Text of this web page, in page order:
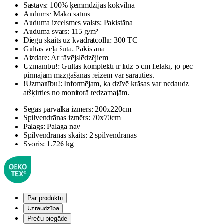
Sastāvs: 100% ķemmdzijas kokvilna
Audums: Mako satīns
Auduma izcelsmes valsts: Pakistāna
Auduma svars: 115 g/m²
Diegu skaits uz kvadrātcollu: 300 TC
Gultas veļa šūta: Pakistānā
Aizdare: Ar rāvējslēdzējiem
Uzmanību!: Gultas komplekti ir līdz 5 cm lielāki, jo pēc
pirmajām mazgāšanas reizēm var sarauties.
!Uzmanību!: Informējam, ka dzīvē krāsas var nedaudz
atšķirties no monitorā redzamajām.
Segas pārvalka izmērs: 200x220cm
Spilvendrānas izmērs: 70x70cm
Palags: Palaga nav
Spilvendrānas skaits: 2 spilvendrānas
Svoris: 1.726 kg
Par produktu
Uzraudzība
Preču piegāde